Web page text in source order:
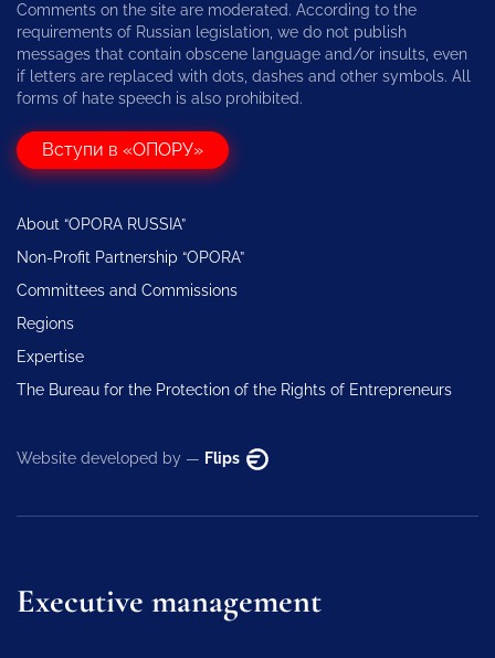
Comments on the site are moderated. According to the
requirements of Russian legislation, we do not publish
messages that contain obscene language and/or insults, even
if letters are replaced with dots, dashes and other symbols. All
forms of hate speech is also prohibited.
Вступи в «ОПОРУ»
About “OPORA RUSSIA”
Non-Profit Partnership “OPORA”
Committees and Commissions
Regions
Expertise
The Bureau for the Protection of the Rights of Entrepreneurs
Website developed by — Flips
Executive management